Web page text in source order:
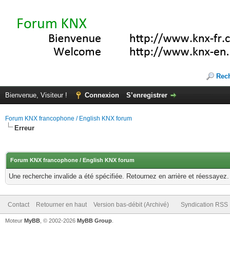
Bienvenue, Visiteur ! Connexion S’enregistrer
Forum KNX francophone / English KNX forum
Erreur
Forum KNX francophone / English KNX forum
Une recherche invalide a été spécifiée. Retournez en arrière et réessayez.
Contact Retourner en haut Version bas-débit (Archivé) Syndication RSS
Moteur MyBB , © 2002-2026 MyBB Group